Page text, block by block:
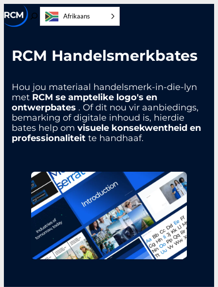
Slaan
oor
na
Wissel
Afrikaans
RCM Handelsmerkbates
Hou jou materiaal handelsmerk-in-die-lyn
met RCM se amptelike logo's en
ontwerpbates . Of dit nou vir aanbiedings,
bemarking of digitale inhoud is, hierdie
bates help om visuele konsekwentheid en
professionaliteit te handhaaf.